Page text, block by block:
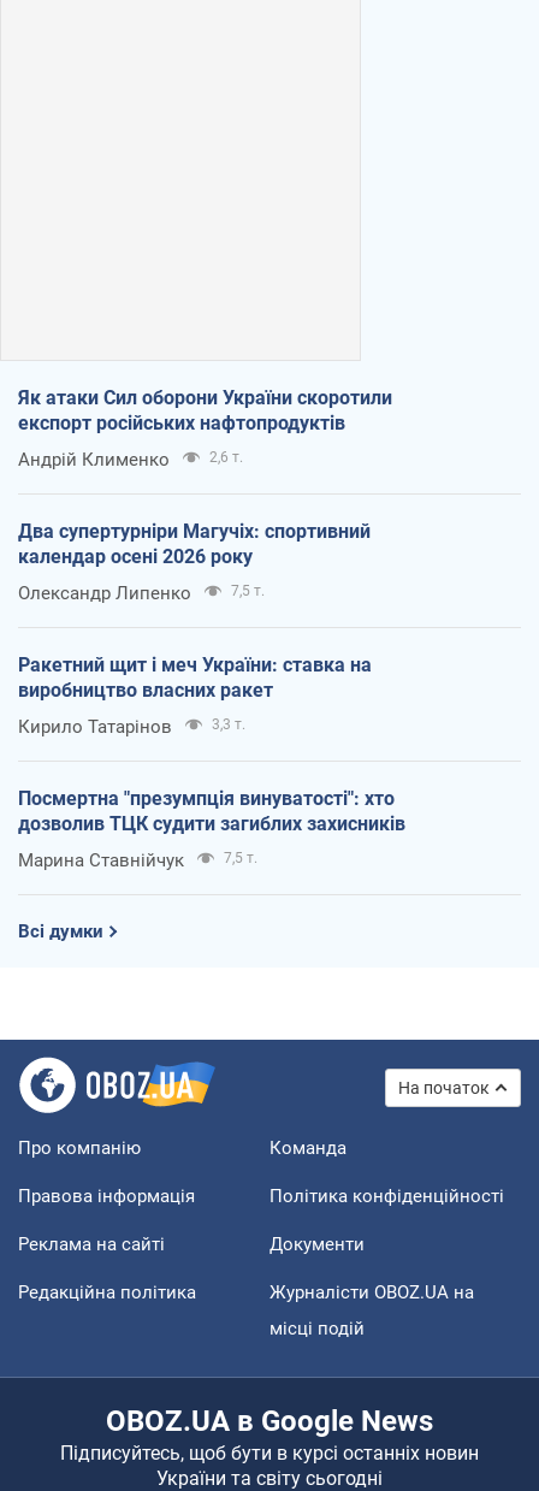
Як атаки Сил оборони України скоротили
експорт російських нафтопродуктів
Андрій Клименко 2,6 т.
Два супертурніри Магучіх: спортивний
календар осені 2026 року
Олександр Липенко 7,5 т.
Ракетний щит і меч України: ставка на
виробництво власних ракет
Кирило Татарінов 3,3 т.
Посмертна "презумпція винуватості": хто
дозволив ТЦК судити загиблих захисників
Марина Ставнійчук 7,5 т.
Всі думки
На початок
Про компанію Команда
Правова інформація Політика конфіденційності
Реклама на сайті Документи
Редакційна політика
Журналісти OBOZ.UA на
місці подій
OBOZ.UA в Google News
Підписуйтесь, щоб бути в курсі останніх новин
України та світу сьогодні